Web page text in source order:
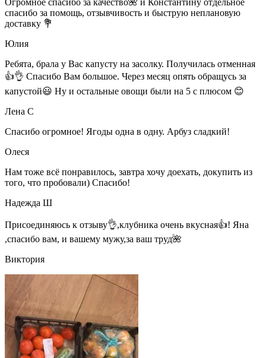
Огромное спасибо за качество🌺 и Константину отдельное
спасибо за помощь, отзывчивость и быструю неплановую
доставку 💐
Юлия
Ребята, брала у Вас капусту на засолку. Получилась отменная
👍👌 Спасибо Вам большое. Через месяц опять обращусь за
капустой😃 Ну и остальные овощи были на 5 с плюсом 😊
Лена С
Спасибо огромное! Ягоды одна в одну. Арбуз сладкий!
Олеся
Нам тоже всё понравилось, завтра хочу доехать, докупить из
того, что пробовали) Спасибо!
Надежда Ш
Присоединяюсь к отзыву👌,клубника очень вкусная👍! Яна
,спасибо вам, и вашему мужу,за ваш труд🌺
Виктория